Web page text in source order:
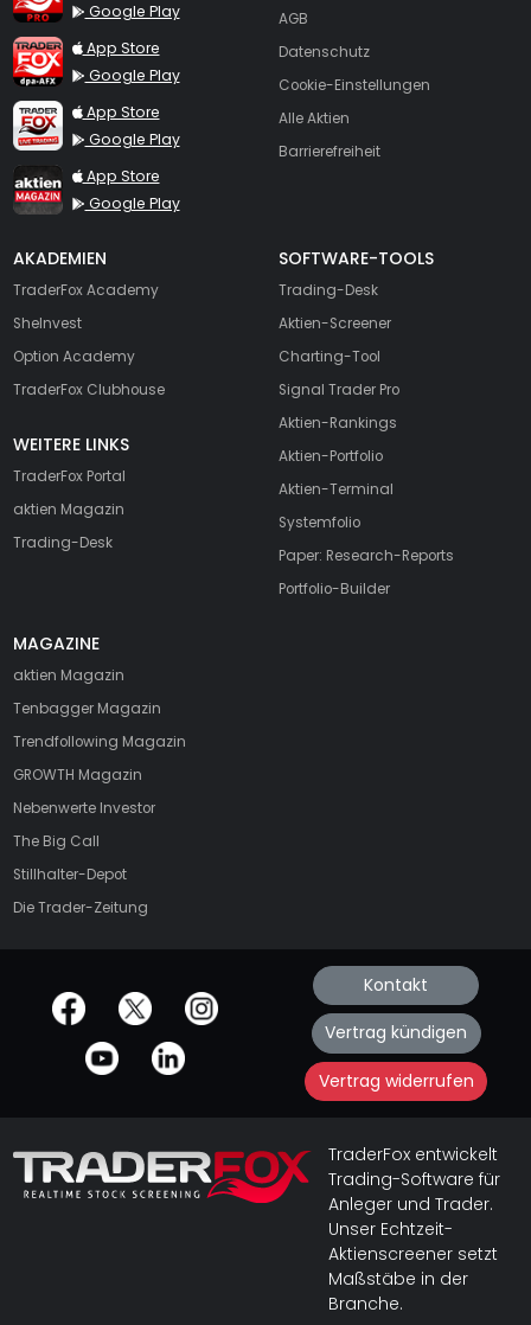
Google Play
TraderFox dpa-AFX ProFeed
App Store
Google Play
TraderFox Live Trading
App Store
Google Play
TraderFox aktien Magazin
App Store
Google Play
AGB
Datenschutz
Cookie-Einstellungen
Alle Aktien
Barrierefreiheit
AKADEMIEN
TraderFox Academy
SheInvest
Option Academy
TraderFox Clubhouse
WEITERE LINKS
TraderFox Portal
aktien Magazin
Trading-Desk
SOFTWARE-TOOLS
Trading-Desk
Aktien-Screener
Charting-Tool
Signal Trader Pro
Aktien-Rankings
Aktien-Portfolio
Aktien-Terminal
Systemfolio
Paper: Research-Reports
Portfolio-Builder
MAGAZINE
aktien Magazin
Tenbagger Magazin
Trendfollowing Magazin
GROWTH Magazin
Nebenwerte Investor
The Big Call
Stillhalter-Depot
Die Trader-Zeitung
offizielle Social Media-Accounts Kontakt
Vertrag kündigen
Vertrag widerrufen
TraderFox entwickelt
Trading-Software für
Anleger und Trader.
Unser Echtzeit-
Aktienscreener setzt
Maßstäbe in der
Branche.